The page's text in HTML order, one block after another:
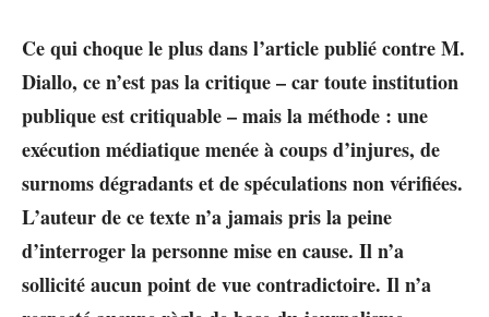
Ce qui choque le plus dans l’article publié contre M.
Diallo, ce n’est pas la critique – car toute institution
publique est critiquable – mais la méthode : une
exécution médiatique menée à coups d’injures, de
surnoms dégradants et de spéculations non vérifiées.
L’auteur de ce texte n’a jamais pris la peine
d’interroger la personne mise en cause. Il n’a
sollicité aucun point de vue contradictoire. Il n’a